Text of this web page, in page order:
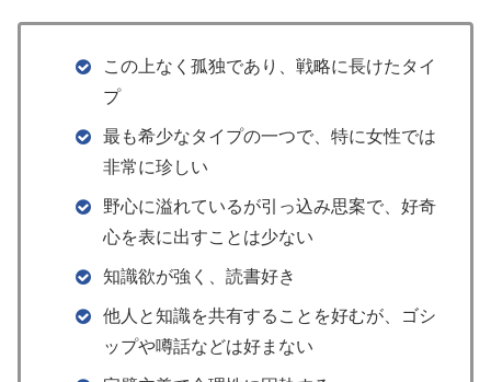
この上なく孤独であり、戦略に長けたタイ
プ
最も希少なタイプの一つで、特に女性では
非常に珍しい
野心に溢れているが引っ込み思案で、好奇
心を表に出すことは少ない
知識欲が強く、読書好き
他人と知識を共有することを好むが、ゴシ
ップや噂話などは好まない